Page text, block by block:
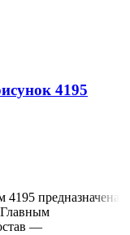
4195
предназначена
—